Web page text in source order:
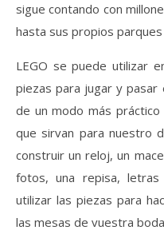
sigue contando con
hasta sus propios
LEGO se puede utilizar
piezas para jugar y
de un modo más
que sirvan para nuestro
construir un reloj, un
fotos, una repisa,
utilizar las piezas para
las mesas de vuestra